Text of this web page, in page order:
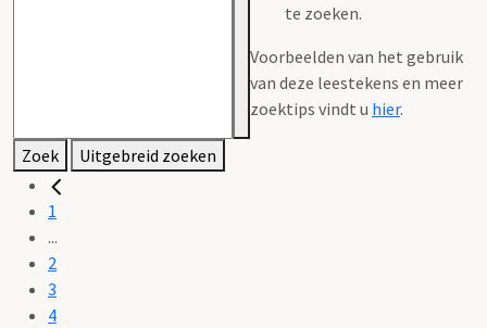
te zoeken.
Voorbeelden van het gebruik
van deze leestekens en meer
zoektips vindt u hier.
Zoek Uitgebreid zoeken
1
...
2
3
4